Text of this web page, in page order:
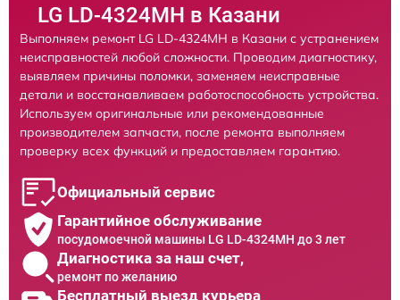
LG LD-4324MH в Казани
Выполняем ремонт LG LD-4324MH в Казани с устранением
неисправностей любой сложности. Проводим диагностику,
выявляем причины поломки, заменяем неисправные
детали и восстанавливаем работоспособность устройства.
Используем оригинальные или рекомендованные
производителем запчасти, после ремонта выполняем
проверку всех функций и предоставляем гарантию.
Официальный сервис
Гарантийное обслуживание
посудомоечной машины LG LD-4324MH до 3 лет
Диагностика за наш счет,
ремонт по желанию
Бесплатный выезд курьера